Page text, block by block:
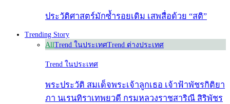
ประวัติศาสตร์มักซ้ำรอยเดิม เสพสื่อด้วย “สติ”
Trending Story
AllTrend ในประเทศTrend ต่างประเทศ
Trend ในประเทศ
พระประวัติ สมเด็จพระเจ้าลูกเธอ เจ้าฟ้าพัชรกิติยา
ภา นเรนทิราเทพยวดี กรมหลวงราชสาริณี สิริพัชร